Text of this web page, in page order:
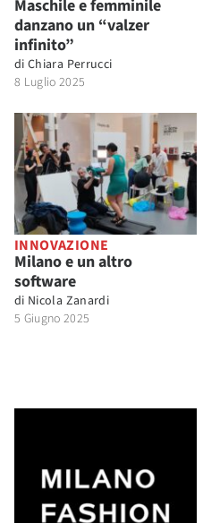
Maschile e femminile
danzano un “valzer
infinito”
di Chiara Perrucci
8 Luglio 2025
INNOVAZIONE
Milano e un altro
software
di Nicola Zanardi
5 Giugno 2025